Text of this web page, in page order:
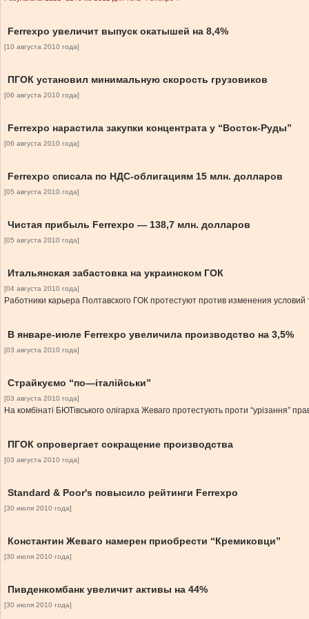
Ferrexpo увеличит выпуск окатышей на 8,4%
[10 августа 2010 года]
ПГОК установил минимальную скорость грузовиков
[06 августа 2010 года]
Ferrexpo нарастила закупки концентрата у “Восток-Руды”
[06 августа 2010 года]
Ferrexpo списала по НДС-облигациям 15 млн. долларов
[05 августа 2010 года]
Чистая прибыль Ferrexpo — 138,7 млн. долларов
[05 августа 2010 года]
Итальянская забастовка на украинском ГОК
[04 августа 2010 года]
Работники карьера Полтавского ГОК протестуют против изменения условий
В январе-июле Ferrexpo увеличила производство на 3,5%
[03 августа 2010 года]
Страйкуємо “по—італійськи”
[03 августа 2010 года]
На комбінаті БЮТівського олігарха Жеваго протестують проти “урізання”
ПГОК опровергает сокращение производства
[03 августа 2010 года]
Standard & Poor's повысило рейтинги Ferrexpo
[30 июля 2010 года]
Константин Жеваго намерен приобрести “Кремиковци”
[30 июля 2010 года]
Пивденкомбанк увеличит активы на 44%
[30 июля 2010 года]